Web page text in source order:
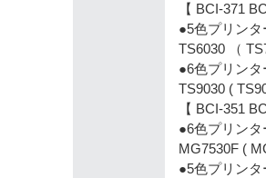
【 BCI-371
●5色プリンタ
TS6030 （
●6色プリン
TS9030 (
【 BCI-351
●6色プリンタ
MG7530F (
●5色プリンタ